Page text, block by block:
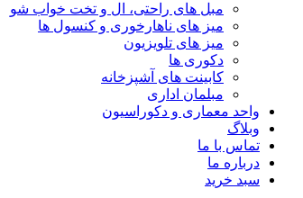
مبل های راحتی، ال و تخت خواب شو
میز های ناهارخوری و کنسول ها
میز های تلویزیون
دکوری ها
کابینت های آشپزخانه
مبلمان اداری
واحد معماری و دکوراسیون
وبلاگ
تماس با ما
درباره ما
سبد خرید